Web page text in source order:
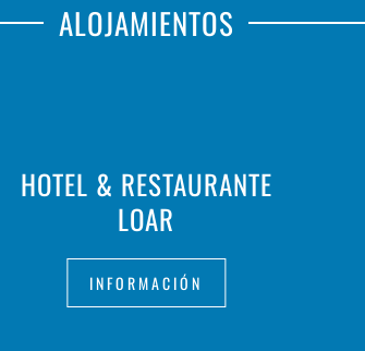
ALOJAMIENTOS
HOTEL & RESTAURANTE
LOAR
INFORMACIÓN